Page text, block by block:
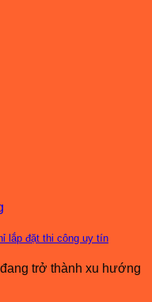
lắp đặt thi công uy tín
trở thành xu hướng